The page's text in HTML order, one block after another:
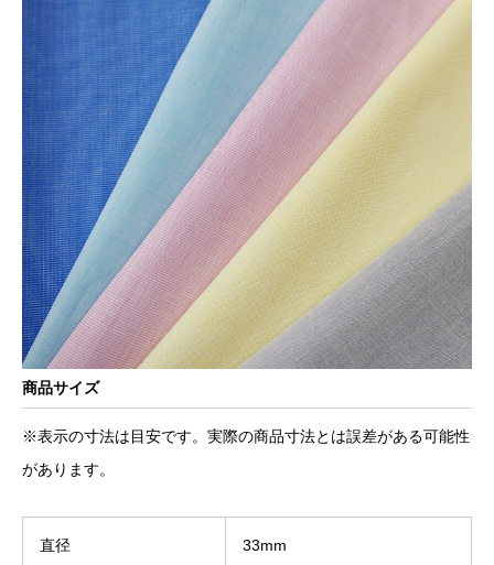
商品サイズ
※表示の寸法は目安です。実際の商品寸法とは誤差がある可能性
があります。
直径 33mm